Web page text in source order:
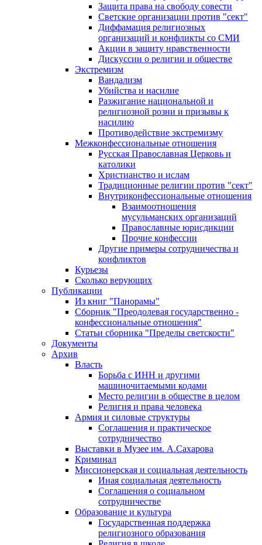
Защита права на свободу совести
Светские организации против "сект"
Диффамация религиозных
организаций и конфликты со СМИ
Акции в защиту нравственности
Дискуссии о религии и обществе
Экстремизм
Вандализм
Убийства и насилие
Разжигание национальной и
религиозной розни и призывы к
насилию
Противодействие экстремизму
Межконфессиональные отношения
Русская Православная Церковь и
католики
Христианство и ислам
Традиционные религии против "сект"
Внутриконфессиональные отношения
Взаимоотношения
мусульманских организаций
Православные юрисдикции
Прочие конфессии
Другие примеры сотрудничества и
конфликтов
Курьезы
Сколько верующих
Публикации
Из книг "Панорамы"
Сборник "Преодолевая государственно -
конфессиональные отношения"
Статьи сборника "Пределы светскости"
Документы
Архив
Власть
Борьба с ИНН и другими
машиночитаемыми кодами
Место религии в обществе в целом
Религия и права человека
Армия и силовые структуры
Соглашения и практическое
сотрудничество
Выставки в Музее им. А.Сахарова
Криминал
Миссионерская и социальная деятельность
Иная социальная деятельность
Соглашения о социальном
сотрудничестве
Образование и культура
Государственная поддержка
религиозного образования